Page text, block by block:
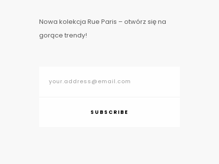
Nowa kolekcja Rue Paris – otwórz się na
gorące trendy!
SUBSCRIBE